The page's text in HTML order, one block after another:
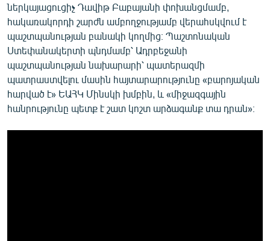
ներկայացուցիչ Դավիթ Բաբայանի փոխանցմամբ,
հակառակորդի շարժն ամբողջությամբ վերահսկվում է
պաշտպանության բանակի կողմից։ Պաշտոնական
Ստեփանակերտի պնդմամբ՝ Ադրբեջանի
պաշտպանության նախարարի՝ պատերազմի
պատրաստվելու մասին հայտարարությունը «բարոյական
հարված է» ԵԱՀԿ Մինսկի խմբին, և «միջազգային
հանրությունը պետք է շատ կոշտ արձագանք տա դրան»։